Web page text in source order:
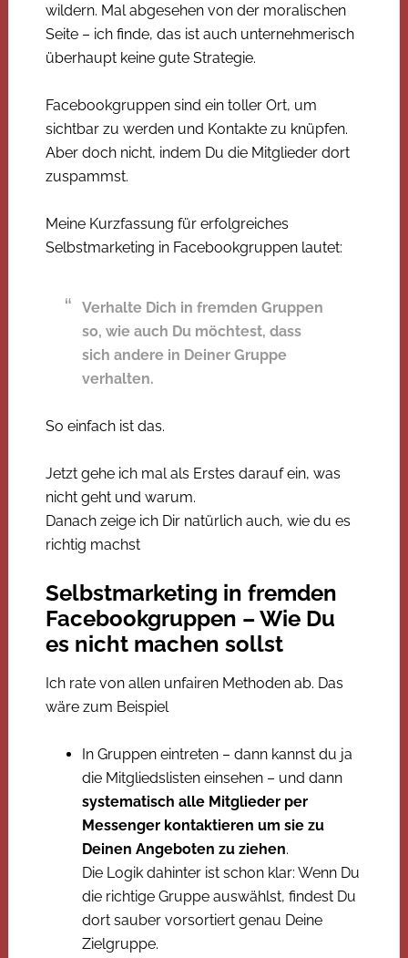
wildern. Mal abgesehen von der moralischen
Seite – ich finde, das ist auch unternehmerisch
überhaupt keine gute Strategie.
Facebookgruppen sind ein toller Ort, um
sichtbar zu werden und Kontakte zu knüpfen.
Aber doch nicht, indem Du die Mitglieder dort
zuspammst.
Meine Kurzfassung für erfolgreiches
Selbstmarketing in Facebookgruppen lautet:
Verhalte Dich in fremden Gruppen
so, wie auch Du möchtest, dass
sich andere in Deiner Gruppe
verhalten.
So einfach ist das.
Jetzt gehe ich mal als Erstes darauf ein, was
nicht geht und warum.
Danach zeige ich Dir natürlich auch, wie du es
richtig machst
Selbstmarketing in fremden
Facebookgruppen – Wie Du
es nicht machen sollst
Ich rate von allen unfairen Methoden ab. Das
wäre zum Beispiel
In Gruppen eintreten – dann kannst du ja
die Mitgliedslisten einsehen – und dann
systematisch alle Mitglieder per
Messenger kontaktieren um sie zu
Deinen Angeboten zu ziehen.
Die Logik dahinter ist schon klar: Wenn Du
die richtige Gruppe auswählst, findest Du
dort sauber vorsortiert genau Deine
Zielgruppe.